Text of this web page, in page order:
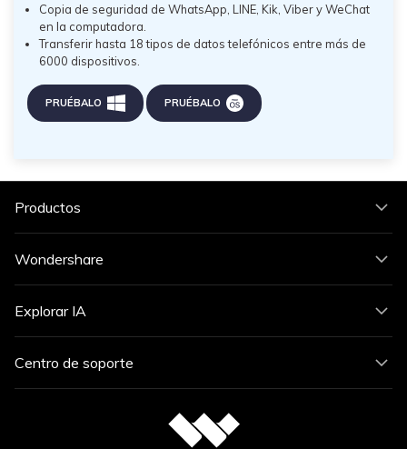
Copia de seguridad de WhatsApp, LINE, Kik, Viber y WeChat
en la computadora.
Transferir hasta 18 tipos de datos telefónicos entre más de
6000 dispositivos.
PRUÉBALO PRUÉBALO
Productos
Wondershare
Explorar IA
Centro de soporte